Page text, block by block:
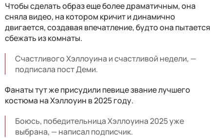
Чтобы сделать образ еще более драматичным, она
сняла видео, на котором кричит и динамично
двигается, создавая впечатление, будто она пытается
сбежать из комнаты.
Счастливого Хэллоуина и счастливой недели, —
подписала пост Деми.
Фанаты тут же присудили певице звание лучшего
костюма на Хэллоуин в 2025 году.
Боюсь, победительница Хэллоуина 2025 уже
выбрана, — написал подписчик.